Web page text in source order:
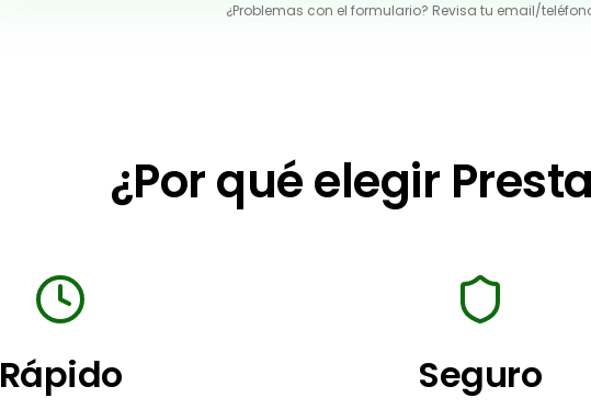
¿Problemas con el formulario? Revisa tu email/
¿Por qué elegir
Rápido Seguro